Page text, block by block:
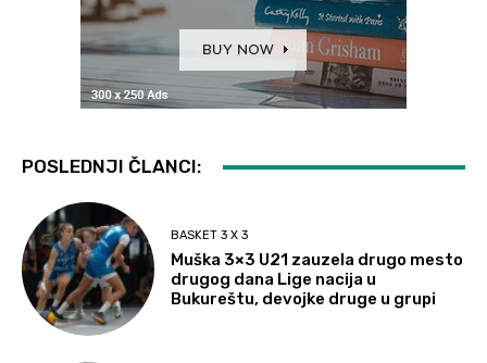
POSLEDNJI ČLANCI:
BASKET 3 X 3
Muška 3×3 U21 zauzela drugo mesto
drugog dana Lige nacija u
Bukureštu, devojke druge u grupi